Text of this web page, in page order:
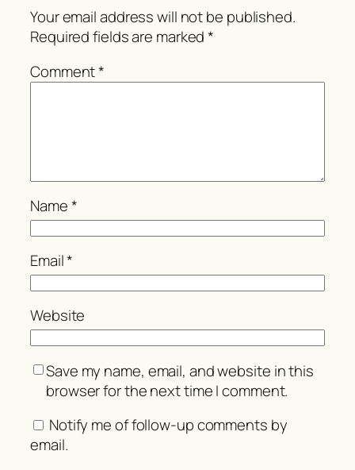
Your email address will not be published.
Required fields are marked*
Comment*
Name*
Email*
Website
Save my name, email, and website in this
browser for the next time I comment.
Notify me of follow-up comments by
email.